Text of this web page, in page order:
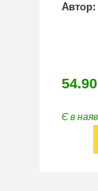
Автор:
54.90
Є в